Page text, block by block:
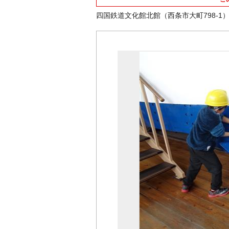
四国鉄道文化館北館（西条市大町798-1）